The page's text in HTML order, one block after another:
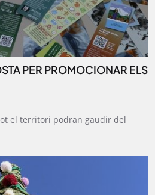
PER PROMOCIONAR ELS
el territori podran gaudir del